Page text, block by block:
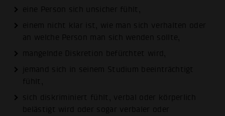
eine Person sich unsicher fühlt,
einem nicht klar ist, wie man sich verhalten oder
an welche Person man sich wenden sollte,
mangelnde Diskretion befürchtet wird,
jemand sich in seinem Studium beeinträchtigt
fühlt,
sich diskriminiert fühlt, verbal oder körperlich
belästigt wird oder sogar verbaler oder